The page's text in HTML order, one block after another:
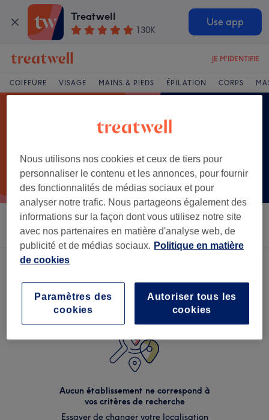
Treatwell
130K
Use app
JE M'IDENTIFIE
COIFFURE VISAGE MAINS & PIEDS ÉPILATION CORPS
Salons Offres Express
Aucun établissement ne correspond à
vos critères de recherche
Essayer de changer votre localisation
Nous utilisons nos cookies et ceux de tiers pour
personnaliser le contenu et les annonces, pour fournir
des fonctionnalités de médias sociaux et pour
analyser notre trafic. Nous partageons également des
informations sur la façon dont vous utilisez notre site
avec nos partenaires en matière d'analyse web, de
publicité et de médias sociaux. Politique en matière
de cookies
Autoriser tous les
cookies
Paramètres des
cookies